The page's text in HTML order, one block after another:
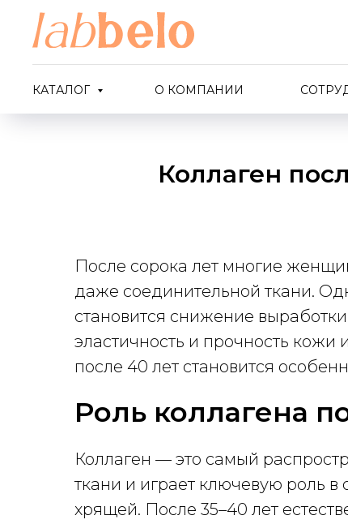
КАТАЛОГ О КОМПАНИИ
Коллаген
После сорока лет многие
даже соединительной ткани.
становится снижение
эластичность и прочность
после 40 лет становится
Роль коллагена
Коллаген — это самый
ткани и играет ключевую роль в
хрящей. После 35–40 лет